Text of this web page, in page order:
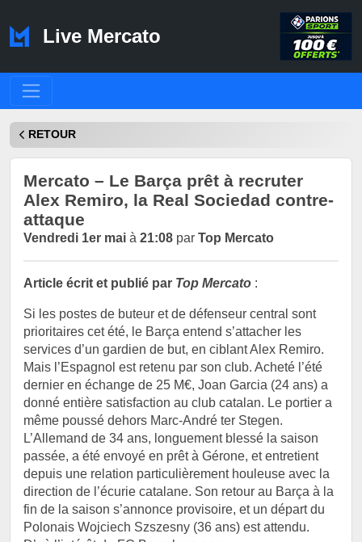
Live Mercato
RETOUR
Mercato – Le Barça prêt à recruter
Alex Remiro, la Real Sociedad contre-
attaque
Vendredi 1er mai à 21:08 par Top Mercato
Article écrit et publié par Top Mercato :
Si les postes de buteur et de défenseur central sont
prioritaires cet été, le Barça entend s’attacher les
services d’un gardien de but, en ciblant Alex Remiro.
Mais l’Espagnol est retenu par son club. Acheté l’été
dernier en échange de 25 M€, Joan Garcia (24 ans) a
donné entière satisfaction au club catalan. Le portier a
même poussé dehors Marc-André ter Stegen.
L’Allemand de 34 ans, longuement blessé la saison
passée, a été envoyé en prêt à Gérone, et entretient
depuis une relation particulièrement houleuse avec la
direction de l’écurie catalane. Son retour au Barça à la
fin de la saison s’annonce provisoire, et un départ du
Polonais Wojciech Szszesny (36 ans) est attendu.